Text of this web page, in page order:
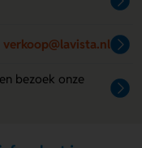
verkoop@lavista.nl
bezoek onze